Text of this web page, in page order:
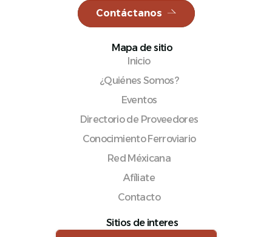
Contáctanos
Mapa de sitio
Inicio
¿Quiénes Somos?
Eventos
Directorio de Proveedores
Conocimiento Ferroviario
Red Méxicana
Afíliate
Contacto
Sitios de interes